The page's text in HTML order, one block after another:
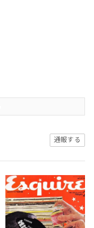
通報する